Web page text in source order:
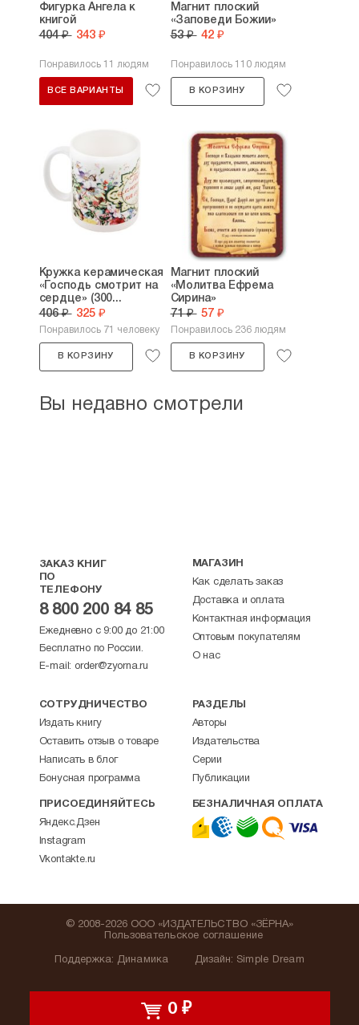
0 ₽
Фигурка Ангела к
книгой
404 ₽ 343 ₽
Понравилось 11 людям
ВСЕ ВАРИАНТЫ
Магнит плоский
«Заповеди Божии»
53 ₽ 42 ₽
Понравилось 110 людям
В КОРЗИНУ
Кружка керамическая
«Господь смотрит на
сердце» (300...
406 ₽ 325 ₽
Понравилось 71 человеку
В КОРЗИНУ
Магнит плоский
«Молитва Ефрема
Сирина»
71 ₽ 57 ₽
Понравилось 236 людям
В КОРЗИНУ
Вы недавно смотрели
ЗАКАЗ КНИГ
ПО
ТЕЛЕФОНУ
8 800 200 84 85
Ежедневно с 9:00 до 21:00
Бесплатно по России.
E-mail: order@zyorna.ru
МАГАЗИН
Как сделать заказ
Доставка и оплата
Контактная информация
Оптовым покупателям
О нас
СОТРУДНИЧЕСТВО
Издать книгу
Оставить отзыв о товаре
Написать в блог
Бонусная программа
РАЗДЕЛЫ
Авторы
Издательства
Серии
Публикации
ПРИСОЕДИНЯЙТЕСЬ
Яндекс.Дзен
Instagram
Vkontakte.ru
БЕЗНАЛИЧНАЯ ОПЛАТА
Поддержка: Динамика
© 2008-2026 ООО «ИЗДАТЕЛЬСТВО «ЗЁРНА»
Пользовательское соглашение
Дизайн: Simple Dream